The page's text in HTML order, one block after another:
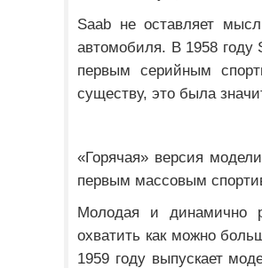
Saab не оставляет
автомобиля. В 1958 году
первым серийным
существу, это была
«Горячая» версия
первым массовым
Молодая и динамично
охватить как можно
1959 году выпускает